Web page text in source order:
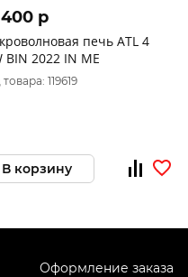
400 p
печь ATL 4
BIN 2022 IN ME
119619
В корзину
Оформление заказа